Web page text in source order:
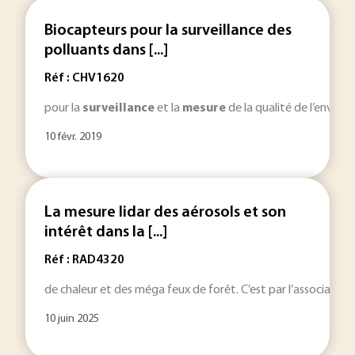
Biocapteurs pour la surveillance des
polluants dans [...]
Réf : CHV1620
pour la surveillanceet la mesurede la qualité de
10 févr. 2019
La mesure lidar des aérosols et son
intérêt dans la [...]
Réf : RAD4320
de chaleur et des méga feux de forêt. C’est par
10 juin 2025